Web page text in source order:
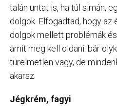
talán untat is, ha túl simán,
dolgok. Elfogadtad, hogy az
dolgok mellett problémák
amit meg kell oldani. bár
türelmetlen vagy, de
akarsz.
Jégkrém, fagyi